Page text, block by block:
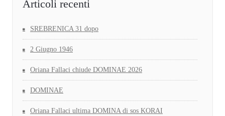
Articoli recenti
SREBRENICA 31 dopo
2 Giugno 1946
Oriana Fallaci chiude DOMINAE 2026
DOMINAE
Oriana Fallaci ultima DOMINA di sos KORAI